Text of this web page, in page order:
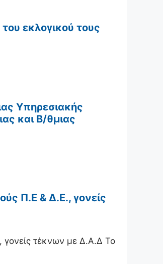
εκλογικού τους
Υπηρεσιακής
και Β/θμιας
Π.Ε & Δ.Ε., γονείς
γονείς τέκνων με Δ.Α.Δ Το